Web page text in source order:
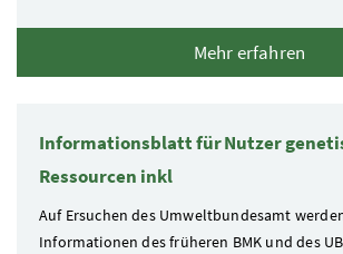
Mehr erfahren
Informationsblatt für Nutzer
Ressourcen inkl
Auf Ersuchen des Umweltbundesamt
Informationen des früheren BMK und des